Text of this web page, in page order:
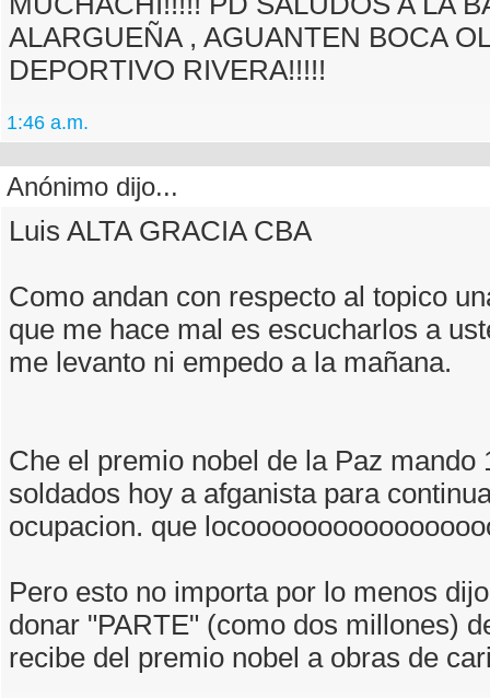
ALARGUEÑA , AGUANTEN BOCA
DEPORTIVO RIVERA!!!!!
1:46 a.m.
Anónimo dijo...
Luis ALTA GRACIA CBA
Como andan con respecto al topico
que me hace mal es escucharlos a
me levanto ni empedo a la mañana.
Che el premio nobel de la Paz mando
soldados hoy a afganista para
ocupacion. que
Pero esto no importa por lo menos
donar "PARTE" (como dos millones)
recibe del premio nobel a obras de